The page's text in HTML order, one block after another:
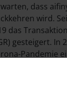
dass
wird.
das
gesteigert.
Pandemie